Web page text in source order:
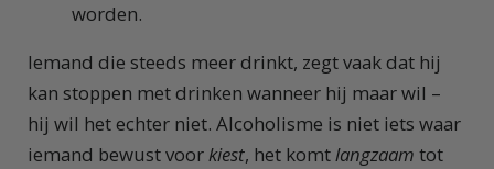
worden.
Iemand die steeds meer drinkt, zegt vaak dat hij
kan stoppen met drinken wanneer hij maar wil –
hij wil het echter niet. Alcoholisme is niet iets waar
iemand bewust voorkiest, het komtlangzaam tot